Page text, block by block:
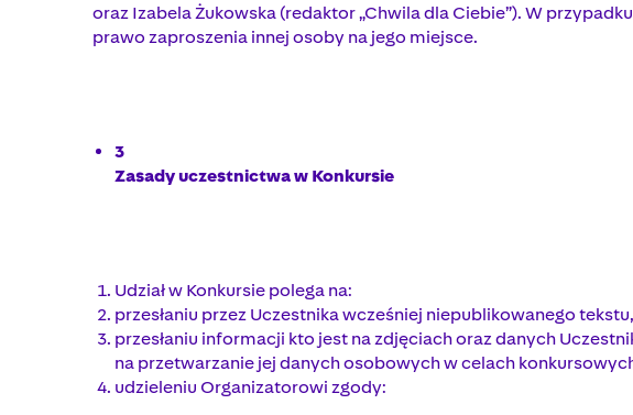
oraz Izabela Żukowska (redaktor „Chwila dla Ciebie”). W
prawo zaproszenia innej osoby na jego miejsce.
3
Zasady uczestnictwa w Konkursie
Udział w Konkursie polega na:
przesłaniu przez Uczestnika wcześniej niepublikowanego
przesłaniu informacji kto jest na zdjęciach oraz danych
na przetwarzanie jej danych osobowych w celach
udzieleniu Organizatorowi zgody: